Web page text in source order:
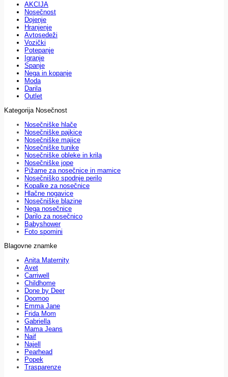
AKCIJA
Nosečnost
Dojenje
Hranjenje
Avtosedeži
Vozički
Potepanje
Igranje
Spanje
Nega in kopanje
Moda
Darila
Outlet
Kategorija Nosečnost
Nosečniške hlače
Nosečniške pajkice
Nosečniške majice
Nosečniške tunike
Nosečniške obleke in krila
Nosečniške jope
Pižame za nosečnice in mamice
Nosečniško spodnje perilo
Kopalke za nosečnice
Hlačne nogavice
Nosečniške blazine
Nega nosečnice
Darilo za nosečnico
Babyshower
Foto spomini
Blagovne znamke
Anita Maternity
Avet
Carriwell
Childhome
Done by Deer
Doomoo
Emma Jane
Frida Mom
Gabriella
Mama Jeans
Naif
Najell
Pearhead
Popek
Trasparenze